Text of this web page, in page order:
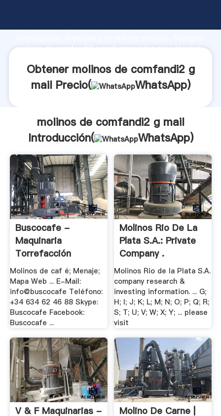
fuerte capacidad de producción, fuerza de
molinos de comfandi2 g mail proveedor crea el valor
Obtener molinos de comfandi2 g
mail Precio(
WhatsApp)
molinos de comfandi2 g mail
Introducción(
WhatsApp)
Buscocafe -
Maquinaria
Torrefacción
Molinos de caf é; Menaje;
Mapa Web ... E-Mail:
info@buscocafe Teléfono:
+34 634 62 46 88 Skype:
Buscocafe Facebook:
Buscocafe ...
Molinos Rio De La
Plata S.A.: Private
Company .
Molinos Rio de la Plata S.A.
company research &
investing information. ... G;
H; I; J; K; L; M; N; O; P; Q; R;
S; T; U; V; W; X; Y; ... please
visit
V & F Maquinarias -
Molino De Carne |